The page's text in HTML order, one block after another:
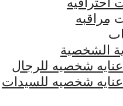
مراقبه
الشخصية
عنايه شخصيه للرجال
عنايه شخصيه للسيدات